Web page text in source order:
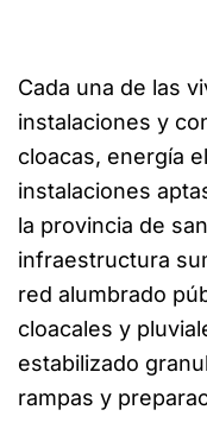
Cada una de las
instalaciones y
cloacas, energía
instalaciones
la provincia de
infraestructura
red alumbrado
cloacales y
estabilizado
rampas y